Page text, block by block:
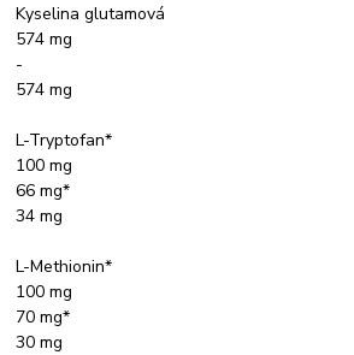
Kyselina glutamová
574 mg
-
574 mg
L-Tryptofan*
100 mg
66 mg*
34 mg
L-Methionin*
100 mg
70 mg*
30 mg